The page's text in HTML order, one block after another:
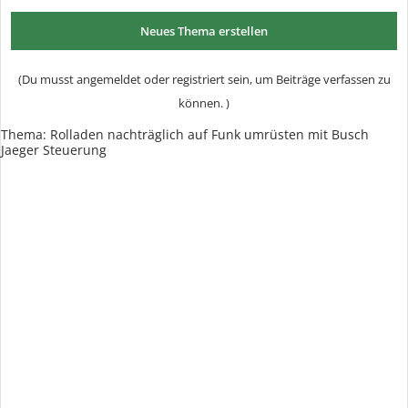
Neues Thema erstellen
(Du musst angemeldet oder registriert sein, um Beiträge verfassen zu
können. )
Thema: Rolladen nachträglich auf Funk umrüsten mit Busch
Jaeger Steuerung